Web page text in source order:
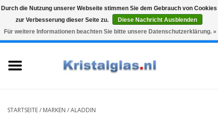
Snelle levering
Graveren
0 Artikel - €0,00
STARTSEITE/ MARKEN /ALADDIN
Durch die Nutzung unserer Webseite stimmen Sie dem Gebrauch von Cookies
zur Verbesserung dieser Seite zu.
Diese Nachricht Ausblenden
Für weitere Informationen beachten Sie bitte unsere Datenschutzerklärung. »